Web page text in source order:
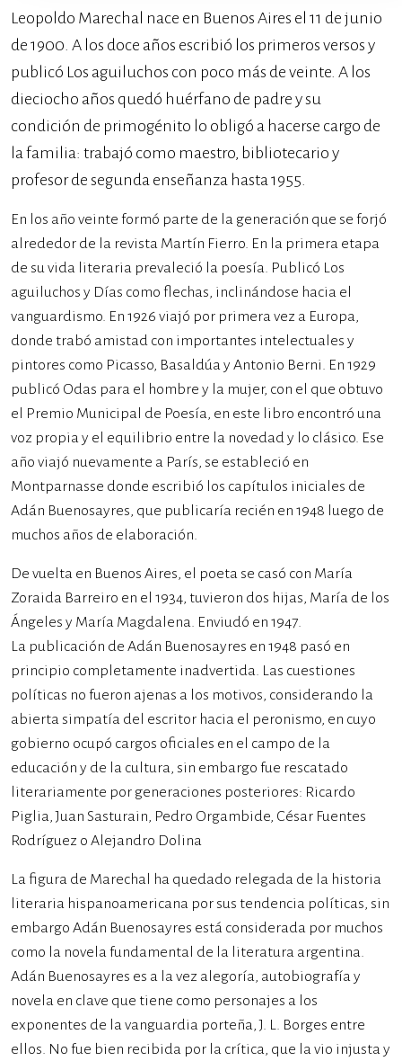
Leopoldo Marechal nace en Buenos Aires el 11 de junio
de 1900. A los doce años escribió los primeros versos y
publicó Los aguiluchos con poco más de veinte. A los
dieciocho años quedó huérfano de padre y su
condición de primogénito lo obligó a hacerse cargo de
la familia: trabajó como maestro, bibliotecario y
profesor de segunda enseñanza hasta 1955.
En los año veinte formó parte de la generación que se forjó
alrededor de la revista Martín Fierro. En la primera etapa
de su vida literaria prevaleció la poesía. Publicó Los
aguiluchos y Días como flechas, inclinándose hacia el
vanguardismo. En 1926 viajó por primera vez a Europa,
donde trabó amistad con importantes intelectuales y
pintores como Picasso, Basaldúa y Antonio Berni. En 1929
publicó Odas para el hombre y la mujer, con el que obtuvo
el Premio Municipal de Poesía, en este libro encontró una
voz propia y el equilibrio entre la novedad y lo clásico. Ese
año viajó nuevamente a París, se estableció en
Montparnasse donde escribió los capítulos iniciales de
Adán Buenosayres, que publicaría recién en 1948 luego de
muchos años de elaboración.
De vuelta en Buenos Aires, el poeta se casó con María
Zoraida Barreiro en el 1934, tuvieron dos hijas, María de los
Ángeles y María Magdalena. Enviudó en 1947.
La publicación de Adán Buenosayres en 1948 pasó en
principio completamente inadvertida. Las cuestiones
políticas no fueron ajenas a los motivos, considerando la
abierta simpatía del escritor hacia el peronismo, en cuyo
gobierno ocupó cargos oficiales en el campo de la
educación y de la cultura, sin embargo fue rescatado
literariamente por generaciones posteriores: Ricardo
Piglia, Juan Sasturain, Pedro Orgambide, César Fuentes
Rodríguez o Alejandro Dolina
La figura de Marechal ha quedado relegada de la historia
literaria hispanoamericana por sus tendencia políticas, sin
embargo Adán Buenosayres está considerada por muchos
como la novela fundamental de la literatura argentina.
Adán Buenosayres es a la vez alegoría, autobiografía y
novela en clave que tiene como personajes a los
exponentes de la vanguardia porteña, J. L. Borges entre
ellos. No fue bien recibida por la crítica, que la vio injusta y